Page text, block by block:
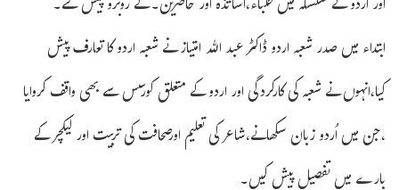
ابتداء میں صدر شعبہ اردو ڈاکٹر عبد اللہ امتیاز نے شعبہ اردو کا تعارف پیش
کیا،انہوں نے شعبہ کی کارکردگی اور اردو کے متعلق کورسس سے بھی واقف کروایا
،جن میں اُردو زبان سکھانے،شاعر کی تعلیم اورصحافت کی تربیت اور لیکچر کے